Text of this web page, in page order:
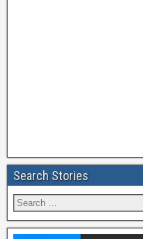
Search Stories